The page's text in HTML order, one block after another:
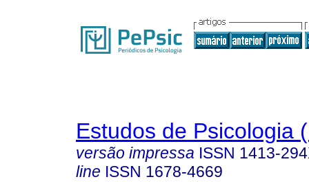
Estudos de Psicologia
versão impressa ISSN 1413-
line ISSN 1678-4669